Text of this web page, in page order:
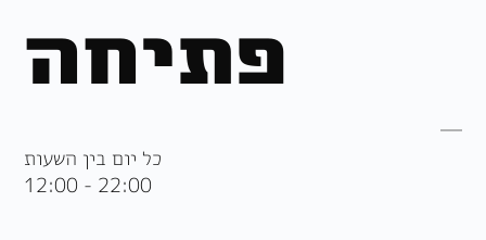
פתיחה
כל יום בין השעות
12:00 - 22:00